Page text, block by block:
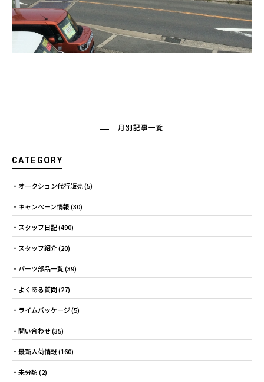
月別記事一覧
CATEGORY
オークション代行販売(5)
キャンペーン情報(30)
スタッフ日記(490)
スタッフ紹介(20)
パーツ部品一覧(39)
よくある質問(27)
ライムパッケージ(5)
問い合わせ(35)
最新入荷情報(160)
未分類(2)